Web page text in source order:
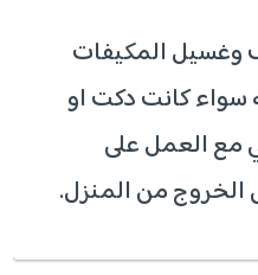
وغسيل المكيفات
سواء كانت دكت او
مع العمل على
الخروج من المنزل.